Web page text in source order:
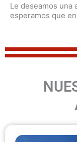
Le deseamos una
esperamos que